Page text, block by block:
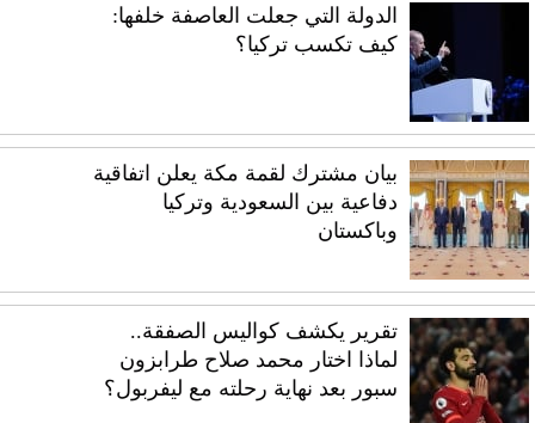
الدولة التي جعلت العاصفة خلفها:
كيف تكسب تركيا؟
بيان مشترك لقمة مكة يعلن اتفاقية
دفاعية بين السعودية وتركيا
وباكستان
تقرير يكشف كواليس الصفقة..
لماذا اختار محمد صلاح طرابزون
سبور بعد نهاية رحلته مع ليفربول؟